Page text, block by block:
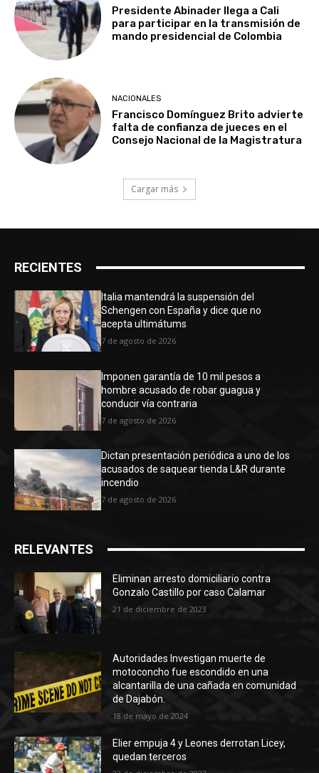
Presidente Abinader llega a Cali
para participar en la transmisión de
mando presidencial de Colombia
NACIONALES
Francisco Domínguez Brito advierte
falta de confianza de jueces en el
Consejo Nacional de la Magistratura
Cargar más
RECIENTES
Italia mantendrá la suspensión del
Schengen con España y dice que no
acepta ultimátums
7 de agosto de 2026
Imponen garantía de 10 mil pesos a
hombre acusado de robar guagua y
conducir vía contraria
7 de agosto de 2026
Dictan presentación periódica a uno de los
acusados de saquear tienda L&R durante
incendio
7 de agosto de 2026
RELEVANTES
Eliminan arresto domiciliario contra
Gonzalo Castillo por caso Calamar
21 de diciembre de 2023
Autoridades Investigan muerte de
motoconcho fue escondido en una
alcantarilla de una cañada en comunidad
de Dajabón.
18 de mayo de 2024
Elier empuja 4 y Leones derrotan Licey,
quedan terceros